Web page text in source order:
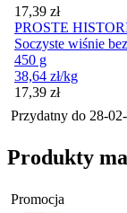
Cena
17,39 zł
PROSTE
Soczyste wiśnie
450 g
38,64 zł/kg
Cena
17,39 zł
Przydatny do 28-
Produkty
Promocja